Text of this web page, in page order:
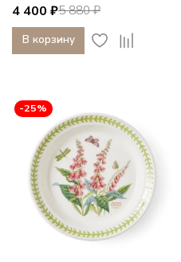
5 880 ₽
4 400 ₽
В корзину
-25%